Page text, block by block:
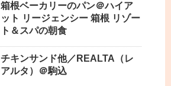
箱根ベーカリーのパン＠ハイア
ット リージェンシー 箱根 リゾー
ト＆スパの朝食
チキンサンド他／REALTA（レ
アルタ）＠駒込